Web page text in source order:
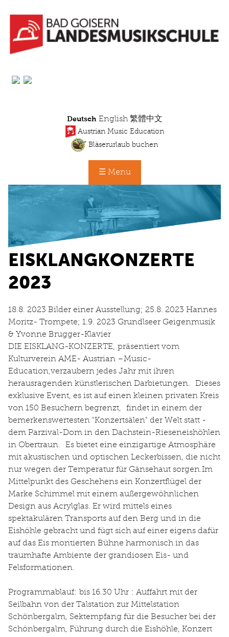
Inhalt
Deutsch English 繁體中文
Austrian Music Education
Bläserurlaub buchen
☰ Menu
EISKLANGKONZERTE
2023
18.8. 2023 Bilder einer Ausstellung; 25.8. 2023 Hannes
Moritz- Trompete; 1.9. 2023 Grundlseer Geigenmusik
& Yvonne Brugger-Klavier
DIE EISKLANG-KONZERTE, präsentiert vom
Kulturverein AME- Austrian –Music-
Education,verzaubern jedes Jahr mit ihren
herausragenden künstlerischen Darbietungen. Dieses
exklusive Event, es ist auf einen kleinen privaten Kreis
von 150 Besuchern begrenzt, findet in einem der
bemerkenswertesten "Konzertsälen" der Welt statt -
dem Parzival-Dom in den Dachstein-Rieseneishöhlen
in Obertraun. Es bietet eine einzigartige Atmosphäre
mit akustischen und optischen Leckerbissen, die nicht
nur wegen der Temperatur für Gänsehaut sorgen.Im
Mittelpunkt des Geschehens ein Konzertflügel der
Marke Schimmel mit einem außergewöhnlichen
Design aus Acrylglas. Er wird mittels eines
spektakulären Transports auf den Berg und in die
Eishöhle gebracht und fügt sich auf einer eigens dafür
auf das Eis montierten Bühne harmonisch in das
traumhafte Ambiente der grandiosen Eis- und
Felsformationen.
Programmablauf: bis 16.30 Uhr : Auffahrt mit der
Seilbahn von der Talstation zur Mittelstation
Schönbergalm, Sektempfang für die Besucher bei der
Schönbergalm, Führung durch die Eishöhle, Konzert